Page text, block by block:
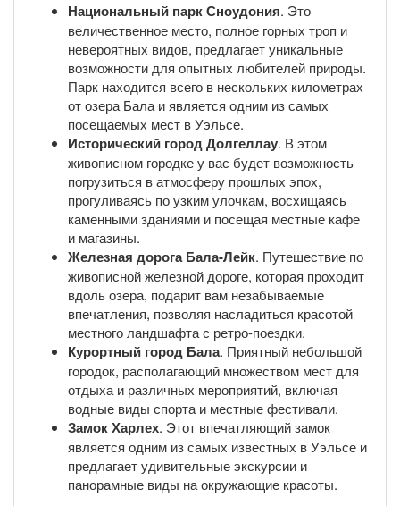
Национальный парк Сноудония. Это
величественное место, полное горных троп и
невероятных видов, предлагает уникальные
возможности для опытных любителей природы.
Парк находится всего в нескольких километрах
от озера Бала и является одним из самых
посещаемых мест в Уэльсе.
Исторический город Долгеллау. В этом
живописном городке у вас будет возможность
погрузиться в атмосферу прошлых эпох,
прогуливаясь по узким улочкам, восхищаясь
каменными зданиями и посещая местные кафе
и магазины.
Железная дорога Бала-Лейк. Путешествие по
живописной железной дороге, которая проходит
вдоль озера, подарит вам незабываемые
впечатления, позволяя насладиться красотой
местного ландшафта с ретро-поездки.
Курортный город Бала. Приятный небольшой
городок, располагающий множеством мест для
отдыха и различных мероприятий, включая
водные виды спорта и местные фестивали.
Замок Харлех. Этот впечатляющий замок
является одним из самых известных в Уэльсе и
предлагает удивительные экскурсии и
панорамные виды на окружающие красоты.